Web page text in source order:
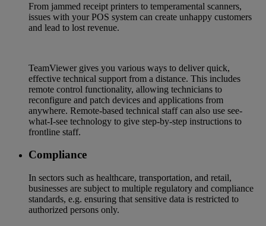
From jammed receipt printers to temperamental scanners,
issues with your POS system can create unhappy customers
and lead to lost revenue.
TeamViewer gives you various ways to deliver quick,
effective technical support from a distance. This includes
remote control functionality, allowing technicians to
reconfigure and patch devices and applications from
anywhere. Remote-based technical staff can also use see-
what-I-see technology to give step-by-step instructions to
frontline staff.
Compliance
In sectors such as healthcare, transportation, and retail,
businesses are subject to multiple regulatory and compliance
standards, e.g. ensuring that sensitive data is restricted to
authorized persons only.